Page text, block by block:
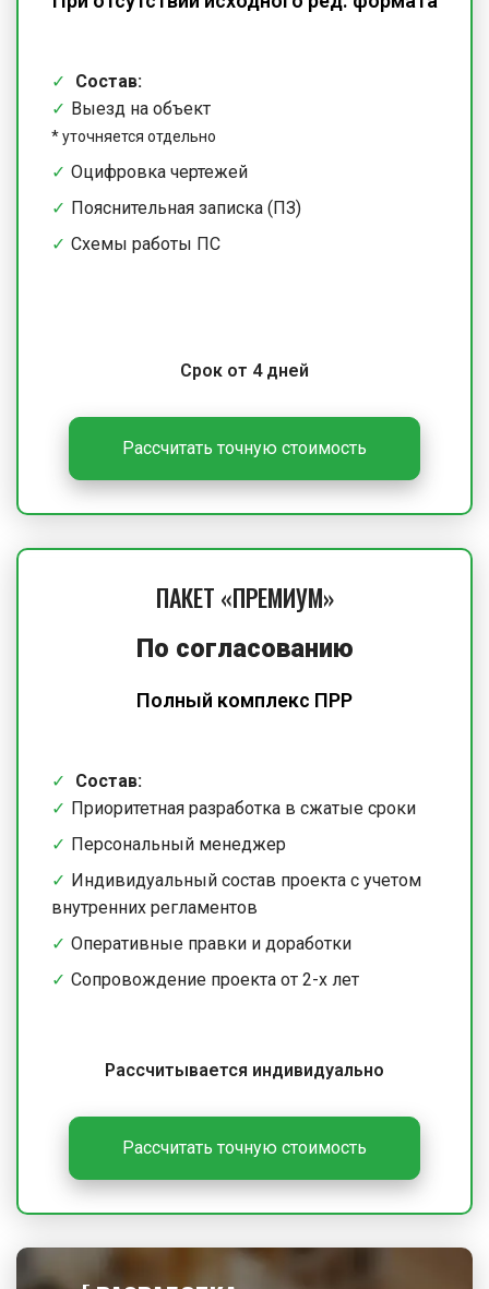
Состав:
Выезд на объект
*уточняется отдельно
Оцифровка чертежей
Пояснительная записка (ПЗ)
Схемы работы ПС
Срок от 4 дней
Рассчитать точную стоимость
ПАКЕТ «ПРЕМИУМ»
По согласованию
Полный комплекс ПРР
Состав:
Приоритетная разработка в сжатые сроки
Персональный менеджер
Индивидуальный состав проекта с учетом
внутренних регламентов
Оперативные правки и доработки
Сопровождение проекта от 2-х лет
Рассчитывается индивидуально
Рассчитать точную стоимость